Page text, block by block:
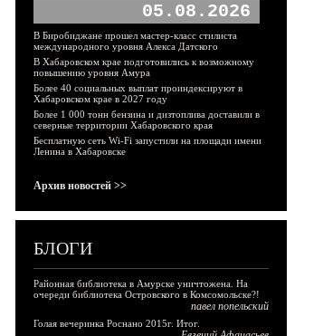
05.08.2026
В Биробиджане прошел мастер-класс стилиста
международного уровня Алекса Датского
В Хабаровском крае подготовились к возможному
повышению уровня Амура
Более 40 социальных выплат проиндексируют в
Хабаровском крае в 2027 году
Более 1 000 тонн бензина и дизтоплива доставили в
северные территории Хабаровского края
Бесплатную сеть Wi-Fi запустили на площади имени
Ленина в Хабаровске
Архив новостей >>
БЛОГИ
Районная библиотека в Амурске уничтожена. На
очереди библиотека Островского в Комсомольске?!
павел попельский
Голая вечеринка Роснано 2015г. Итог.